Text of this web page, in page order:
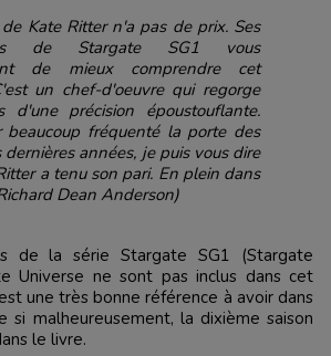
de Stargate SG1 vous
de mieux comprendre cet
un chef-d'oeuvre qui regorge
d'une précision époustouflante.
beaucoup fréquenté la porte des
dernières années, je puis vous dire
a tenu son pari. En plein dans
Dean Anderson)
de la série Stargate SG1 (Stargate
Universe ne sont pas inclus dans cet
une très bonne référence à avoir dans
si malheureusement, la dixième saison
le livre.